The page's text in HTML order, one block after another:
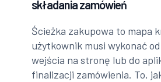
składania zamówień
Ścieżka zakupowa to mapa
użytkownik musi wykonać
wejścia na stronę lub do
finalizacji zamówienia. To,